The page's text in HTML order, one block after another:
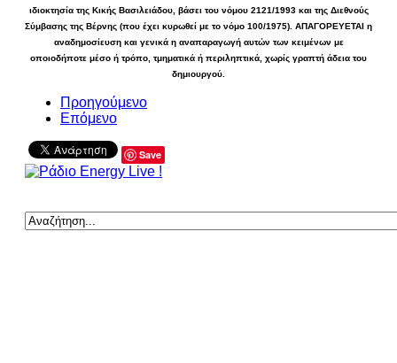
ιδιοκτησία της Κικής Βασιλειάδου, βάσει του νόμου 2121/1993 και της Διεθνούς
Σύμβασης της Βέρνης (που έχει κυρωθεί με το νόμο 100/1975). ΑΠΑΓΟΡΕΥΕΤΑΙ η
αναδημοσίευση και γενικά η αναπαραγωγή αυτών των κειμένων με
οποιοδήποτε μέσο ή τρόπο, τμηματικά ή περιληπτικά, χωρίς γραπτή άδεια του
δημιουργού.
Προηγούμενο
Επόμενο
Save